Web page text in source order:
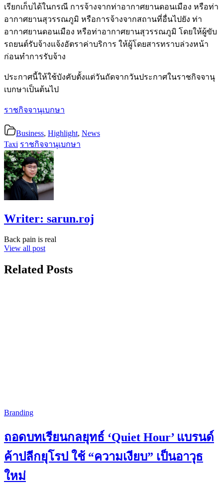
เรียกเก็บได้ในกรณี การจ้างจากท่าอากาศยานดอนเมือง หรือท่า
อากาศยานสุวรรณภูมิ หรือการจ้างจากสถานที่อื่นไปยัง ท่า
อากาศยานดอนเมือง หรือท่าอากาศยานสุวรรณภูมิ โดยให้ผู้ขับ
รถยนต์รับจ้างแจ้งอัตราค่าบริการ ให้ผู้โดยสารทราบล่วงหน้า
ก่อนทำการรับจ้าง
ประกาศนี้ให้ใช้บังคับตั้งแต่วันถัดจากวันประกาศในราชกิจจานุ
เบกษาเป็นต้นไป
ราชกิจจานุเบกษา
Business, Highlight, News
Taxi ราชกิจจานุเบกษา
Writer: sarun.roj
Back pain is real
View all post
Related Posts
Branding
ถอดบทเรียนกลยุทธ์ ‘Quiet Hour’ แบรนด์
ค้าปลีกยุโรป ใช้ “ความเงียบ” เป็นอาวุธ
ใหม่